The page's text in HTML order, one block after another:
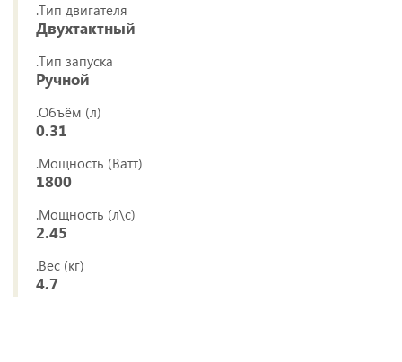
.Тип двигателя
Двухтактный
.Тип запуска
Ручной
.Объём (л)
0.31
.Мощность (Ватт)
1800
.Мощность (л\с)
2.45
.Вес (кг)
4.7